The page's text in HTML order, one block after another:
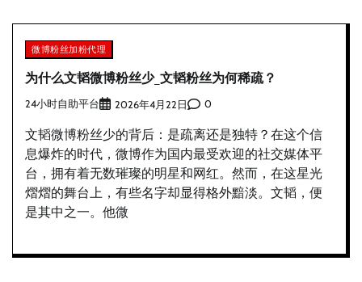
微博粉丝加粉代理
为什么文韬微博粉丝少_文韬粉丝为何稀疏？
24小时自助平台 2026年4月22日 0
文韬微博粉丝少的背后：是疏离还是独特？在这个信
息爆炸的时代，微博作为国内最受欢迎的社交媒体平
台，拥有着无数璀璨的明星和网红。然而，在这星光
熠熠的舞台上，有些名字却显得格外黯淡。文韬，便
是其中之一。他微